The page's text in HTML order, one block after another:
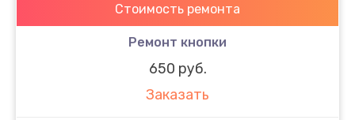
Стоимость ремонта
Ремонт кнопки
650 руб.
Заказать